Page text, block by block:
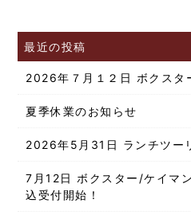
最近の投稿
2026年７月１２日 ボクスタ
夏季休業のお知らせ
2026年5月31日 ランチツー
7月12日 ボクスター/ケイマ
込受付開始！